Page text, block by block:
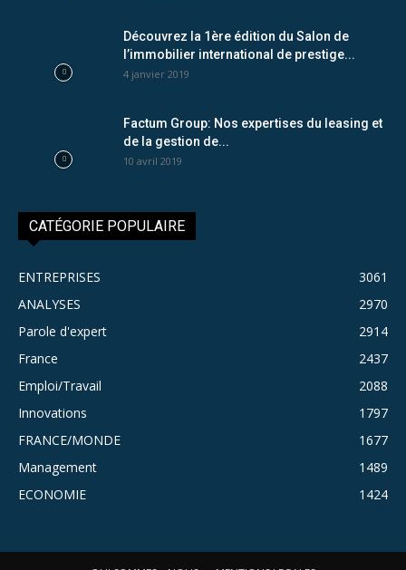
Découvrez la 1ère édition du Salon de
l’immobilier international de prestige...
4 janvier 2019
Factum Group: Nos expertises du leasing et
de la gestion de...
10 avril 2019
CATÉGORIE POPULAIRE
ENTREPRISES
3061
ANALYSES
2970
Parole d'expert
2914
France
2437
Emploi/Travail
2088
Innovations
1797
FRANCE/MONDE
1677
Management
1489
ECONOMIE
1424